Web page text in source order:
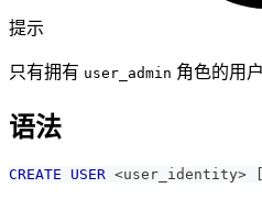
提示
只有拥有 user_admin 角色的用
语法
CREATE USER <user_identity> [